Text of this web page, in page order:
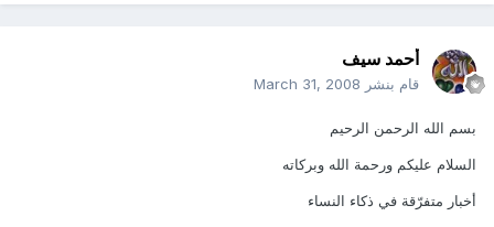
أحمد سيف
قام بنشر March 31, 2008
بسم الله الرحمن الرحيم
السلام عليكم ورحمة الله وبركاته
أخبار متفرّقة في ذكاء النساء